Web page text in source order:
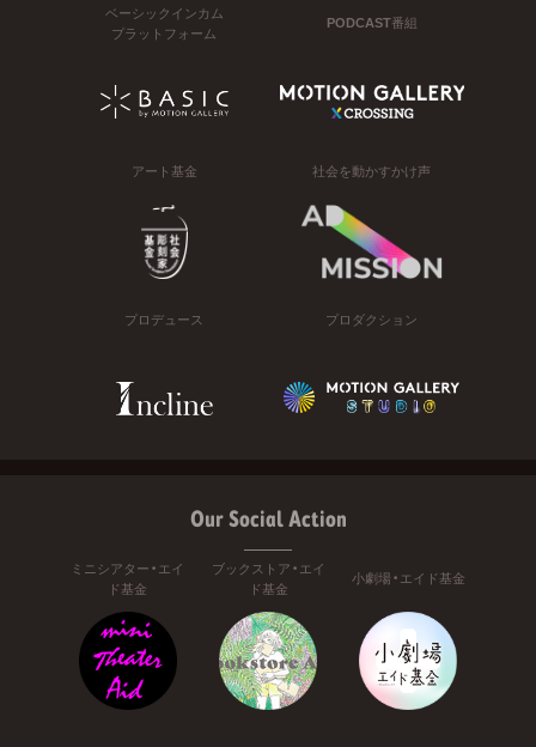
ベーシックインカム
プラットフォーム
PODCAST番組
アート基金 社会を動かすかけ声
プロデュース プロダクション
Our Social Action
ミニシアター・エイ
ド基金
ブックストア・エイ
ド基金
小劇場・エイド基金